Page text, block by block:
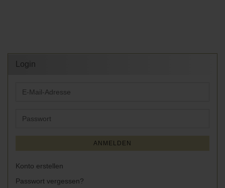
Login
E-
Passwort
ANMELDEN
Konto erstellen
Passwort vergessen?